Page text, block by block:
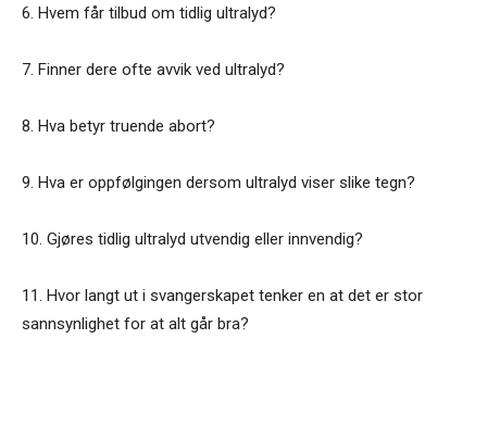
6. Hvem får tilbud om tidlig ultralyd?
7. Finner dere ofte avvik ved ultralyd?
8. Hva betyr truende abort?
9. Hva er oppfølgingen dersom ultralyd viser slike tegn?
10. Gjøres tidlig ultralyd utvendig eller innvendig?
11. Hvor langt ut i svangerskapet tenker en at det er stor
sannsynlighet for at alt går bra?